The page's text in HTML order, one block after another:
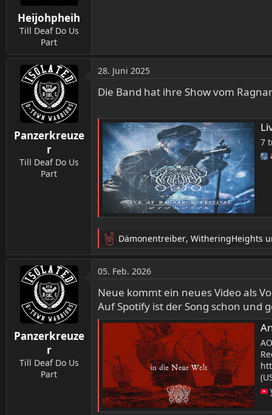
Heijohpheih
Till Deaf Do Us
Part
Panzerkreuze
r
Till Deaf Do Us
Part
28. Juni 2025
Die Band hat ihre Show vom
7
R
e
a
k
t
o
n
:
Dämonentreiber, WitheringHeights
Panzerkreuze
r
Till Deaf Do Us
Part
05. Feb. 2026
Neue kommt ein neues Video als
Auf Spotify ist der Song schon und